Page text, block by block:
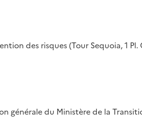
des risques (Tour Sequoia, 1 Pl.
générale du Ministère de la